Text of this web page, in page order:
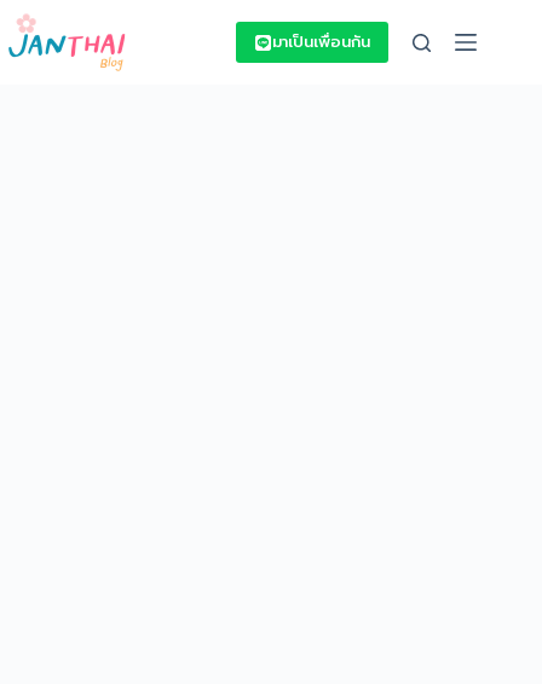
Skip
content
มาเป็นเพื่อนกัน